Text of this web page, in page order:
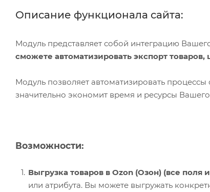
Описание функционала сайта:
Модуль представляет собой интеграцию
сможете автоматизировать экспорт
Модуль позволяет автоматизировать
значительно экономит время и ресурсы
Возможности:
Выгрузка товаров в Ozon (Озон) (все поля
или атрибута. Вы можете выгружать